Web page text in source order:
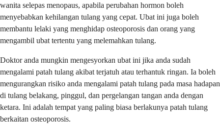
wanita selepas menopaus, apabila perubahan hormon boleh
menyebabkan kehilangan tulang yang cepat. Ubat ini juga boleh
membantu lelaki yang menghidap osteoporosis dan orang yang
mengambil ubat tertentu yang melemahkan tulang.
Doktor anda mungkin mengesyorkan ubat ini jika anda sudah
mengalami patah tulang akibat terjatuh atau terhantuk ringan. Ia boleh
mengurangkan risiko anda mengalami patah tulang pada masa hadapan
di tulang belakang, pinggul, dan pergelangan tangan anda dengan
ketara. Ini adalah tempat yang paling biasa berlakunya patah tulang
berkaitan osteoporosis.